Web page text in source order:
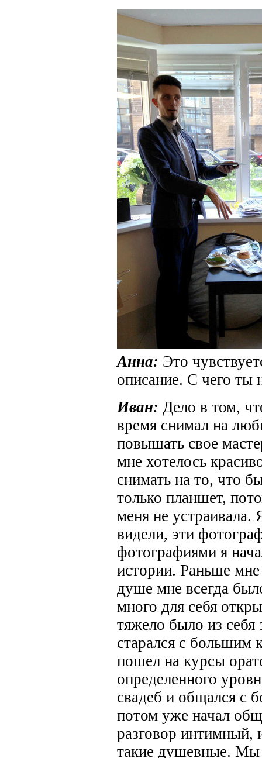
Анна: Это
описание. С чего ты
Иван: Дело в том,
время снимал на
повышать свое
мне хотелось
снимать на то, что
только планшет,
меня не
видели, эти
фотографиями я
истории. Раньше
душе мне всегда
много для себя
тяжело было из
старался с большим
пошел на курсы
определенного
свадеб и общался с
потом уже начал
разговор интимный,
такие душевные.